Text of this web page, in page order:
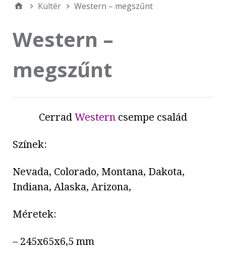
Kültér Western – megszűnt
Western –
megszűnt
Cerrad Western csempe család
Színek:
Nevada, Colorado, Montana, Dakota,
Indiana, Alaska, Arizona,
Méretek:
– 245x65x6,5 mm